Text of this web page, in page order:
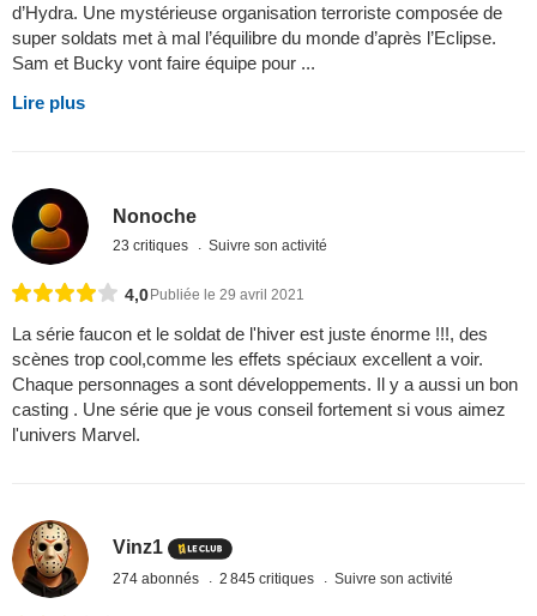
d’Hydra. Une mystérieuse organisation terroriste composée de
super soldats met à mal l’équilibre du monde d’après l’Eclipse.
Sam et Bucky vont faire équipe pour ...
Lire plus
Nonoche
23 critiques Suivre son activité
4,0 Publiée le 29 avril 2021
La série faucon et le soldat de l'hiver est juste énorme !!!, des
scènes trop cool,comme les effets spéciaux excellent a voir.
Chaque personnages a sont développements. Il y a aussi un bon
casting . Une série que je vous conseil fortement si vous aimez
l'univers Marvel.
Vinz1
274 abonnés 2 845 critiques Suivre son activité